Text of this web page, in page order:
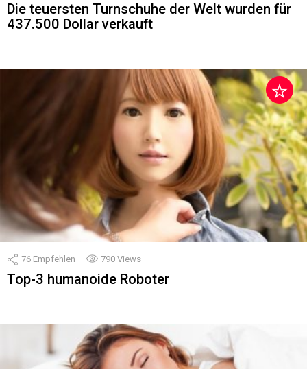
Die teuersten Turnschuhe der Welt wurden für
437.500 Dollar verkauft
76 Empfehlen 790 Views
Top-3 humanoide Roboter